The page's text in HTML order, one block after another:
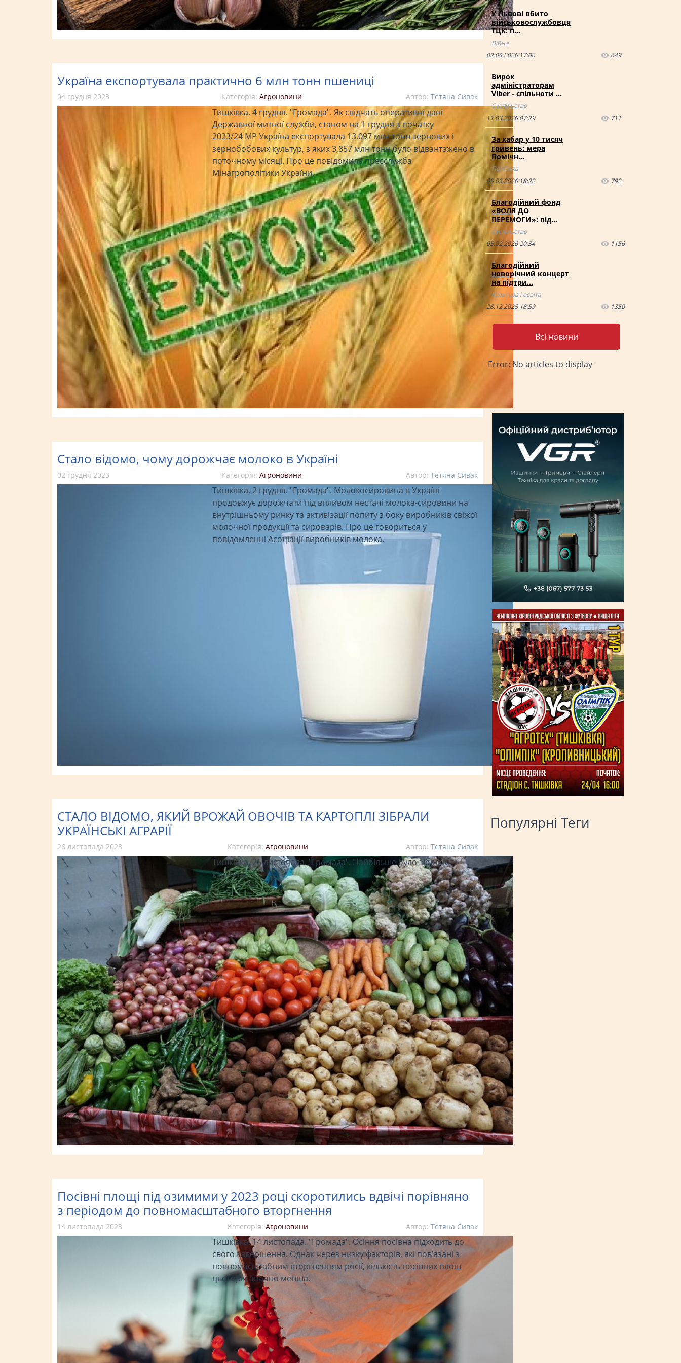
Україна експортувала практично 6 млн тонн пшениці
04 грудня 2023 Категорія: Агроновини Автор: Тетяна Сивак
Тишківка. 4 грудня. "Громада". Як свідчать оперативні дані
Державної митної служби, станом на 1 грудня з початку
2023/24 МР Україна експортувала 13,097 млн тонн зернових і
зернобобових культур, з яких 3,857 млн тонн було відвантажено в
поточному місяці. Про це повідомила пресслужба
Мінагрополітики України.
Стало відомо, чому дорожчає молоко в Україні
02 грудня 2023 Категорія: Агроновини Автор: Тетяна Сивак
Тишківка. 2 грудня. "Громада". Молокосировина в Україні
продовжує дорожчати під впливом нестачі молока-сировини на
внутрішньому ринку та активізації попиту з боку виробників свіжої
молочної продукції та сироварів. Про це говориться у
повідомленні Асоціації виробників молока.
СТАЛО ВІДОМО, ЯКИЙ ВРОЖАЙ ОВОЧІВ ТА КАРТОПЛІ ЗІБРАЛИ
УКРАЇНСЬКІ АГРАРІЇ
26 листопада 2023 Категорія: Агроновини Автор: Тетяна Сивак
Тишківка. 26 листопада. "Громада". Найбільше було зібрано
картоплі.
Посівні площі під озимими у 2023 році скоротились вдвічі порівняно
з періодом до повномасштабного вторгнення
14 листопада 2023 Категорія: Агроновини Автор: Тетяна Сивак
Тишківка. 14 листопада. "Громада". Осіння посівна підходить до
свого завершення. Однак через низку факторів, які пов’язані з
повномасштабним вторгненням росії, кількість посівних площ
цьогоріч значно менша.
У Львові вбито
військовослужбовця
ТЦК: п…
Війна
02.04.2026 17:06
649
Вирок
адміністраторам
Viber - спільноти …
Суспільство
11.03.2026 07:29
711
За хабар у 10 тисяч
гривень: мера
Помічн…
Політика
05.03.2026 18:22
792
Благодійний фонд
«ВОЛЯ ДО
ПЕРЕМОГИ»: під…
Суспільство
05.02.2026 20:34
1156
Благодійний
новорічний концерт
на підтри…
Культура і освіта
28.12.2025 18:59
1350
Всі новини
Error: No articles to display
Популярні Теги